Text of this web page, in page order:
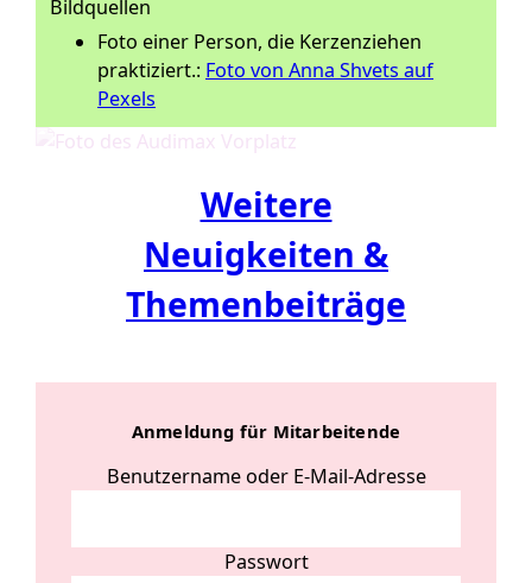
Bildquellen
Foto einer Person, die Kerzenziehen
praktiziert.: Foto von Anna Shvets auf
Pexels
Weitere
Neuigkeiten &
Themenbeiträge
Anmeldung für Mitarbeitende
Benutzername oder E-Mail-Adresse
Passwort